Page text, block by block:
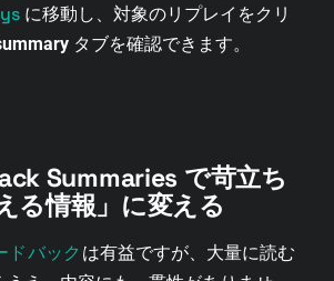
に移動し、対象のリプレイをクリ
タブを確認できます。
Summaries で苛立ち
る情報」に変える
ドバック は有益ですが、大量に読む